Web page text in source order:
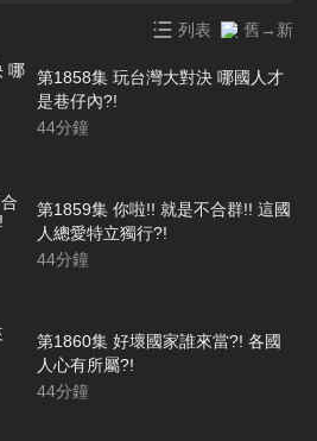
列表 舊→新
第1858集 玩台灣大對決 哪國人才
是巷仔內?!
44分鐘
第1859集 你啦!! 就是不合群!! 這國
人總愛特立獨行?!
44分鐘
第1860集 好壞國家誰來當?! 各國
人心有所屬?!
44分鐘